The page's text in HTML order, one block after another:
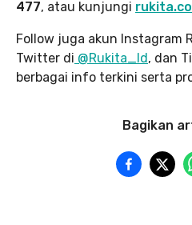
477, atau kunjungi rukita.co
Follow juga akun Instagram
Twitter di @Rukita_Id, dan
berbagai info terkini serta
Bagikan